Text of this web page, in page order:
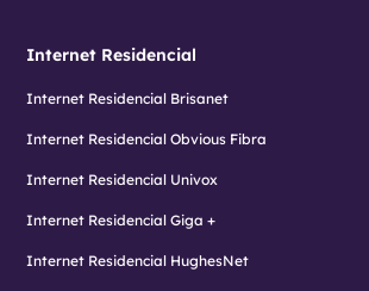
Internet Residencial
Internet Residencial Brisanet
Internet Residencial Obvious Fibra
Internet Residencial Univox
Internet Residencial Giga +
Internet Residencial HughesNet